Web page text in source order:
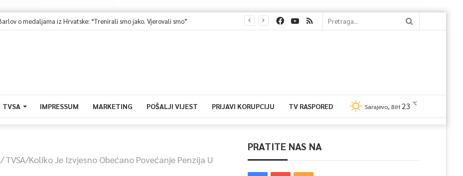
TVSA IMPRESSUM MARKETING POŠALJI VIJEST PRIJAVI KORUPCIJU TV RASPORED Sarajevo, BiH 23 ℃
/TVSA/Koliko Je Izvjesno Obećano Povećanje Penzija U
PRATITE NAS NA